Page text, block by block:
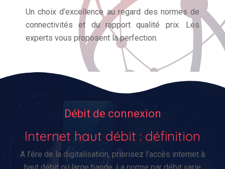
Un choix d’excellence au regard des normes de
connectivités et du rapport qualité prix. Les
experts vous proposent la perfection.
Débit de connexion
Internet haut débit : définition
A l’ère de la digitalisation, priorisez l’accès internet à